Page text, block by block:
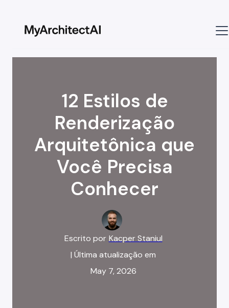
12 Estilos de
Renderização
Arquitetônica que
Você Precisa
Conhecer
Escrito por Kacper Staniul
| Última atualização em
May 7, 2026